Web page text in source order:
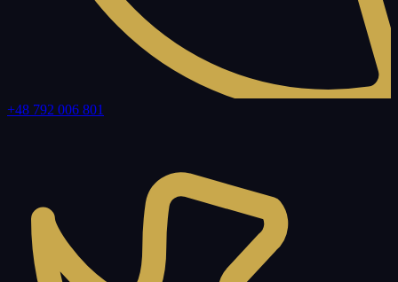
+48 792 006 801